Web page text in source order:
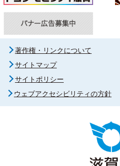
著作権・リンクについて
サイトマップ
サイトポリシー
ウェブアクセシビリティの方針